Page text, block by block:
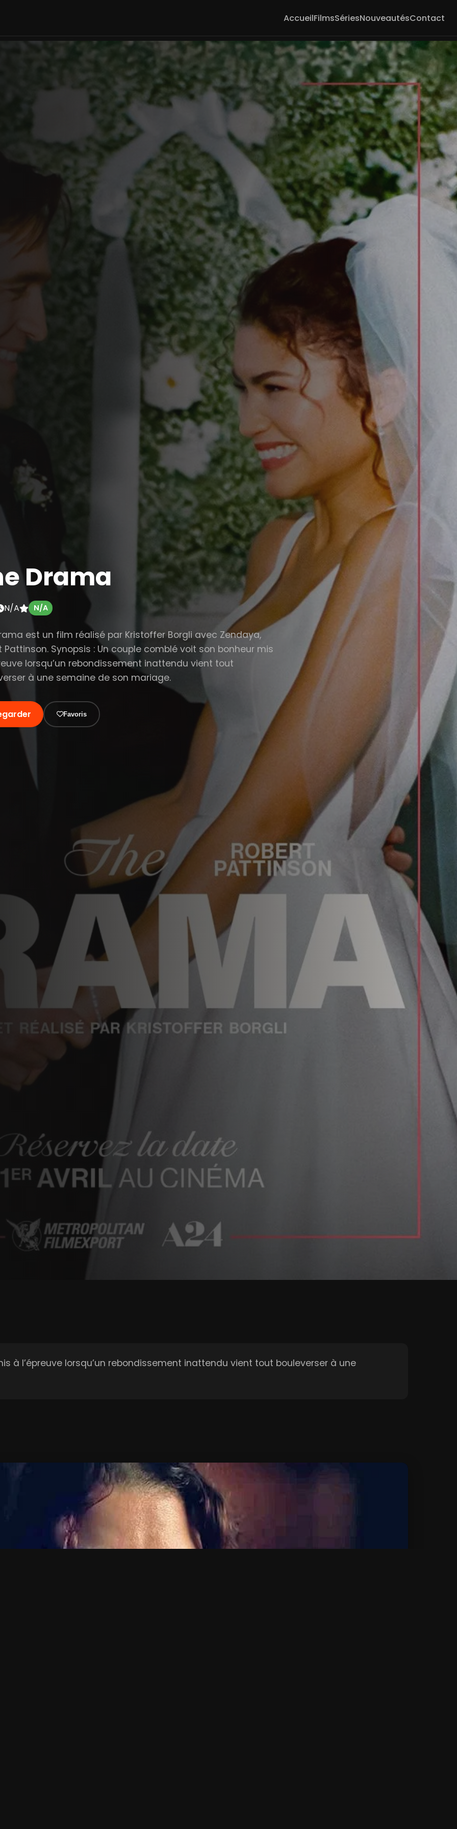
AccueilFilmsSériesNouveautésContact
Drama
N/A N/A
est un film réalisé par Kristoffer Borgli avec Zendaya,
Pattinson. Synopsis : Un couple comblé voit son bonheur mis
lorsqu’un rebondissement inattendu vient tout
à une semaine de son mariage.
Favoris
à l’épreuve lorsqu’un rebondissement inattendu vient tout bouleverser à une